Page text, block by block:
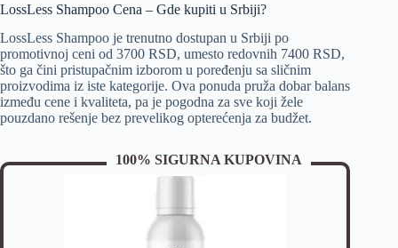
LossLess Shampoo Cena – Gde kupiti u Srbiji?
LossLess Shampoo je trenutno dostupan u Srbiji po
promotivnoj ceni od 3700 RSD, umesto redovnih 7400 RSD,
što ga čini pristupačnim izborom u poređenju sa sličnim
proizvodima iz iste kategorije. Ova ponuda pruža dobar balans
između cene i kvaliteta, pa je pogodna za sve koji žele
pouzdano rešenje bez prevelikog opterećenja za budžet.
100% SIGURNA KUPOVINA